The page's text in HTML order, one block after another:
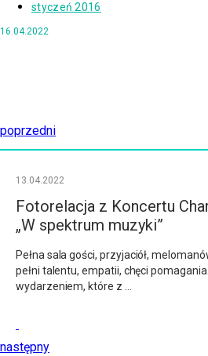
styczeń 2016
16.04.2022
poprzedni
13.04.2022
Fotorelacja z Koncertu
„W spektrum muzyki”
Pełna sala gości, przyjaciół,
pełni talentu, empatii, chęci
wydarzeniem, które z …
następny